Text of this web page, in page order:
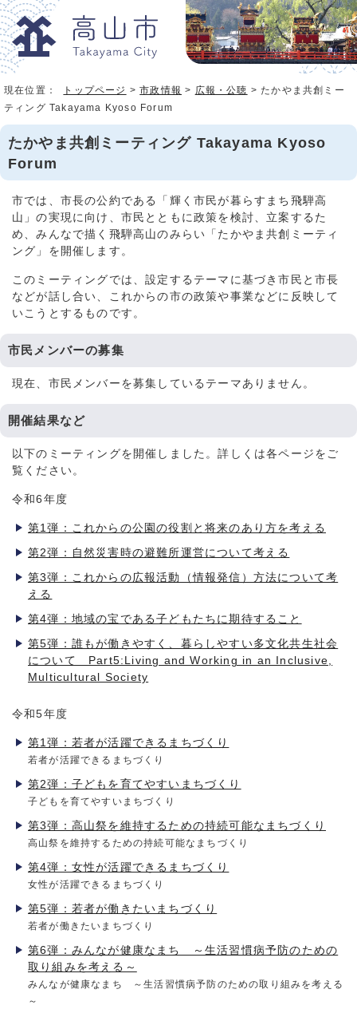
現在位置： トップページ >市政情報 > 広報・公聴 > たかやま共創ミー
ティング Takayama Kyoso Forum
たかやま共創ミーティング Takayama Kyoso
Forum
市では、市長の公約である「輝く市民が暮らすまち飛騨高
山」の実現に向け、市民とともに政策を検討、立案するた
め、みんなで描く飛騨高山のみらい「たかやま共創ミーティ
ング」を開催します。
このミーティングでは、設定するテーマに基づき市民と市長
などが話し合い、これからの市の政策や事業などに反映して
いこうとするものです。
市民メンバーの募集
現在、市民メンバーを募集しているテーマありません。
開催結果など
以下のミーティングを開催しました。詳しくは各ページをご
覧ください。
令和6年度
第1弾：これからの公園の役割と将来のあり方を考える
第2弾：自然災害時の避難所運営について考える
第3弾：これからの広報活動（情報発信）方法について考
える
第4弾：地域の宝である子どもたちに期待すること
第5弾：誰もが働きやすく、暮らしやすい多文化共生社会
について Part5:Living and Working in an Inclusive,
Multicultural Society
令和5年度
第1弾：若者が活躍できるまちづくり
若者が活躍できるまちづくり
第2弾：子どもを育てやすいまちづくり
子どもを育てやすいまちづくり
第3弾：高山祭を維持するための持続可能なまちづくり
高山祭を維持するための持続可能なまちづくり
第4弾：女性が活躍できるまちづくり
女性が活躍できるまちづくり
第5弾：若者が働きたいまちづくり
若者が働きたいまちづくり
第6弾：みんなが健康なまち ～生活習慣病予防のための
取り組みを考える～
みんなが健康なまち ～生活習慣病予防のための取り組みを考える
～